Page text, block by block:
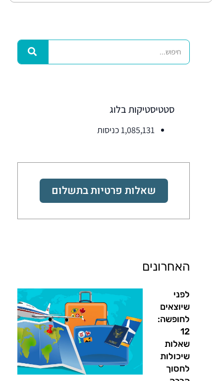
סטטיסטיקות בלוג
1,085,131 כניסות
שאלות פרטיות בתשלום
האחרונים
לפני
שיוצאים
לחופשה:
12
שאלות
שיכולות
לחסוך